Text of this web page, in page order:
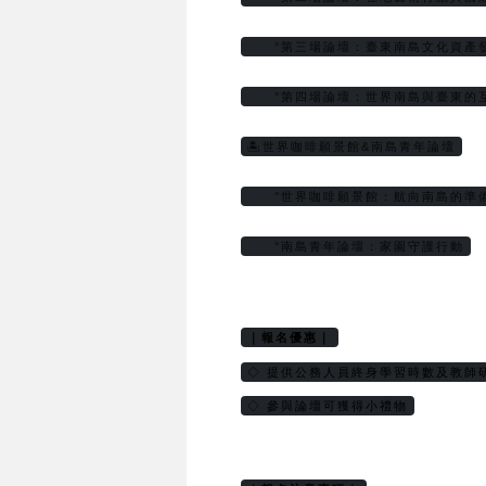
°第三場論壇：臺東南島文化資產
°第四場論壇：世界南島與臺東的
🏝️世界咖啡願景館&南島青年論壇
°世界咖啡願景館：航向南島的準
°南島青年論壇：家園守護行動
｜報名優惠｜
◇ 提供公務人員終身學習時數及教師
◇ 參與論壇可獲得小禮物